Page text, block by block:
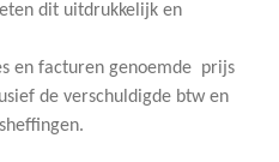
dit uitdrukkelijk en
en facturen genoemde prijs
de verschuldigde btw en